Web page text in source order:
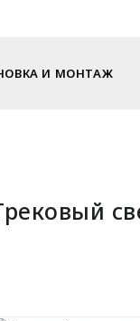
И МОНТАЖ